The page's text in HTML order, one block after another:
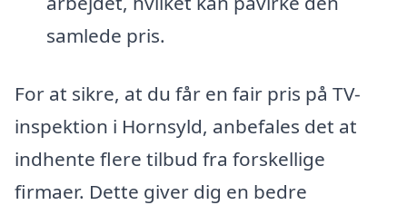
samlede pris.
For at sikre, at du får en fair pris på TV-
inspektion i Hornsyld, anbefales det at
indhente flere tilbud fra forskellige
firmaer. Dette giver dig en bedre